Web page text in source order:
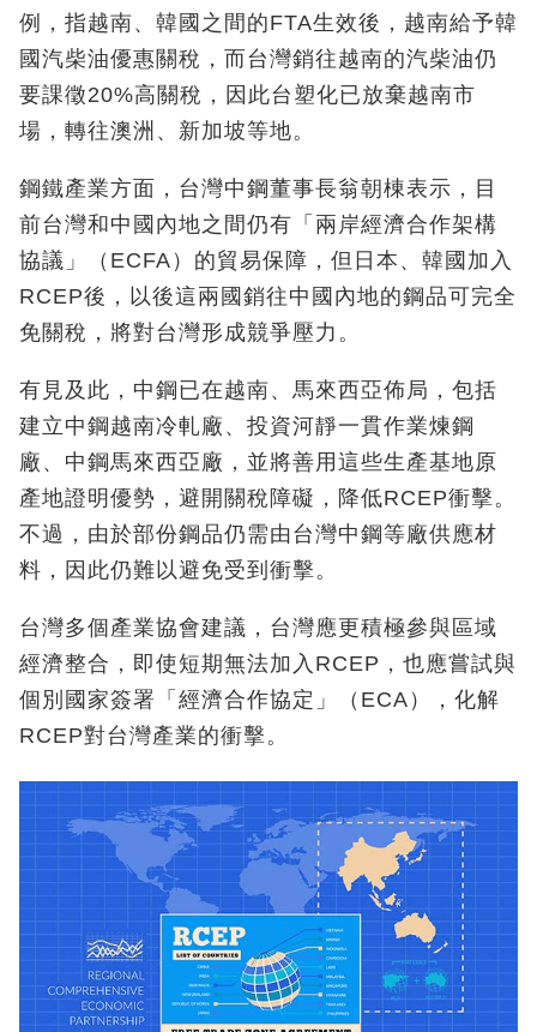
例，指越南、韓國之間的FTA生效後，越南給予韓
國汽柴油優惠關稅，而台灣銷往越南的汽柴油仍
要課徵20%高關稅，因此台塑化已放棄越南市
場，轉往澳洲、新加坡等地。
鋼鐵產業方面，台灣中鋼董事長翁朝棟表示，目
前台灣和中國內地之間仍有「兩岸經濟合作架構
協議」（ECFA）的貿易保障，但日本、韓國加入
RCEP後，以後這兩國銷往中國內地的鋼品可完全
免關稅，將對台灣形成競爭壓力。
有見及此，中鋼已在越南、馬來西亞佈局，包括
建立中鋼越南冷軋廠、投資河靜一貫作業煉鋼
廠、中鋼馬來西亞廠，並將善用這些生產基地原
產地證明優勢，避開關稅障礙，降低RCEP衝擊。
不過，由於部份鋼品仍需由台灣中鋼等廠供應材
料，因此仍難以避免受到衝擊。
台灣多個產業協會建議，台灣應更積極參與區域
經濟整合，即使短期無法加入RCEP，也應嘗試與
個別國家簽署「經濟合作協定」（ECA），化解
RCEP對台灣產業的衝擊。